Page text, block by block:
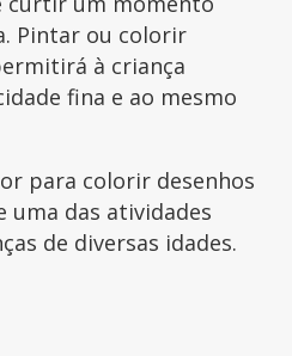
Pintar ou colorir
à criança
fina e ao mesmo
para colorir desenhos
uma das atividades
de diversas idades.